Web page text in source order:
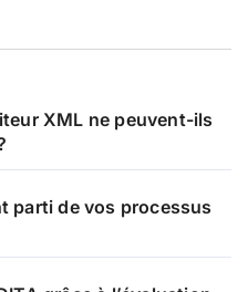
XML ne peuvent-ils
parti de vos processus